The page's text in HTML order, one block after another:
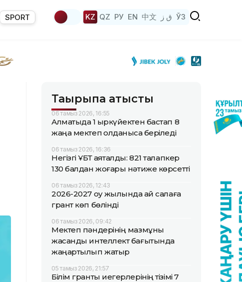
SPORT KZ QZ РУ EN 中文 ق ز ЎЗ
Тақырыпқа қатысты
06 тамыз 2026, 16:55
Алматыда 1 қыркүйектен бастап 8
жаңа мектеп қолданысқа беріледі
06 тамыз 2026, 16:36
Негізгі ҰБТ аяқталды: 821 талапкер
130 балдан жоғары нәтиже көрсетті
06 тамыз 2026, 12:43
2026-2027 оқу жылында қай салаға
грант көп бөлінді
06 тамыз 2026, 09:42
Мектеп пәндерінің мазмұны
жасанды интеллект бағытында
жаңартылып жатыр
05 тамыз 2026, 21:57
Білім гранты иегерлерінің тізімі 7